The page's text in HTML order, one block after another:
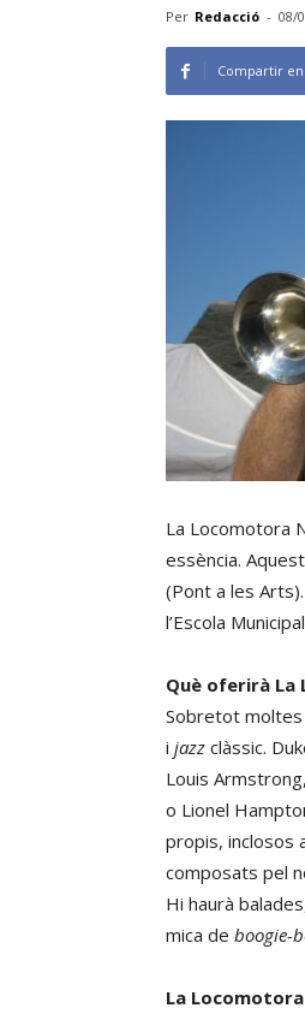
Per Redacció - 08/
Compartir
La Locomotora
essència.
(Pont a les
l’Escola
Què oferirà La
Sobretot
i jazz clàssic.
Louis
o Lionel
propis, inclosos
composats pel
Hi haurà
mica de boogie-
La